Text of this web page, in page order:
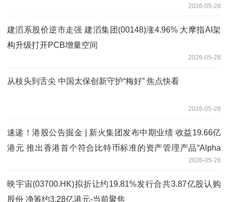
2026-05-28
建滔系股价逆市走强 建滔集团(00148)涨4.96% 大摩指AI架
构升级打开PCB增量空间
2026-05-28
从枝头到舌尖 中国太保创新守护“梅好” 焦点快看
2026-05-28
速递！港股公告掘金 | 新火集团发布中期业绩 收益19.66亿
港元 推出香港首个符合比特币标准的资产管理产品“Alpha
2026-05-28
映宇宙(03700.HK)拟折让约19.81%发行合共3.87亿股认购
股份 净筹约3.28亿港元-当前聚焦